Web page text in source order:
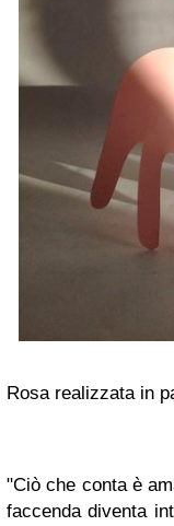
Rosa realizzata in
"Ciò che conta è
faccenda